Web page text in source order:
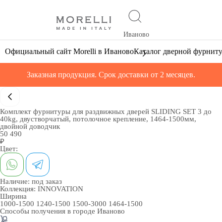
Иваново
Официальный сайт Morelli в ИвановоКаталог дверной
Заказная продукция. Срок доставки от 2 месяцев.
Комплект фурнитуры для раздвижных дверей SLIDING SET 3 до
40kg, двустворчатый, потолочное крепление, 1464-1500мм,
двойной доводчик
50 490
₽
Цвет:
Наличие: под заказ
Коллекция: INNOVATION
Ширина
1000-1500 1240-1500 1500-3000 1464-1500
Способы получения в городе Иваново